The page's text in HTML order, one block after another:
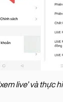
live’ và thực